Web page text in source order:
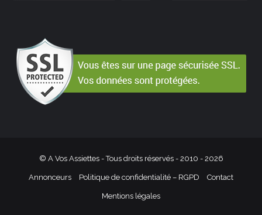
© A Vos Assiettes - Tous droits réservés - 2010 - 2026
Annonceurs Politique de confidentialité – RGPD Contact
Mentions légales